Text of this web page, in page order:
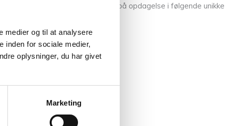
medier og til at analysere
inden for sociale medier,
oplysninger, du har givet
Marketing
samme leverandør. Du kan gå på opdagelse i følgende unikke